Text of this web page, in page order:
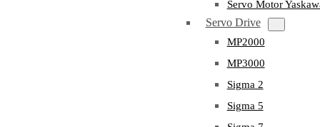
Servo Motor
Servo Drive
MP2000
MP3000
Sigma 2
Sigma 5